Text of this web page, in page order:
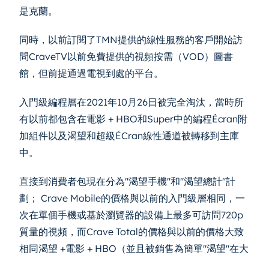
是克蘭。
同時，以前訂閱了TMN提供的線性服務的客戶開始訪
問CraveTV以前免費提供的視頻按需（VOD）圖書
館，但前提通過電視到處的平台。
入門級編程層在2021年10月26日被完全淘汰，當時所
有以前都包含在電影 + HBO和Super中的編程Écran附
加組件以及渴望和超級ÉCran線性通道被轉移到主庫
中。
直接到消費者包現在分為"渴望手機"和"渴望總計"計
劃； Crave Mobile的價格與以前的入門級層相同，一
次在單個手機或基於瀏覽器的設備上最多可訪問720p
質量的視頻，而Crave Total的價格與以前的價格大致
相同渴望 +電影 + HBO（並且被銷售為簡單"渴望"在大